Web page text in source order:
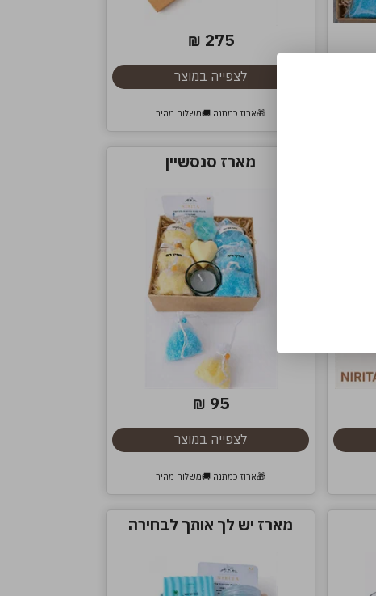
275
₪
לצפייה במוצר
🎁ארוז כמתנה 🚚משלוח מהיר
מארז סנסשיין
95
₪
לצפייה במוצר
🎁ארוז כמתנה 🚚משלוח מהיר
מארז יש לך אותך לבחירה